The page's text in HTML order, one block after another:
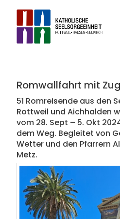
Romwallfahrt mit
51 Romreisende aus den
Rottweil und Aichhalden
vom 28. Sept – 5. Okt
dem Weg. Begleitet von
Wetter und den Pfarrern
Metz.